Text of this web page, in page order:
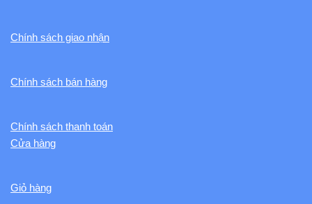
Chính sách giao nhận
Chính sách bán hàng
Chính sách thanh toán
Cửa hàng
Giỏ hàng